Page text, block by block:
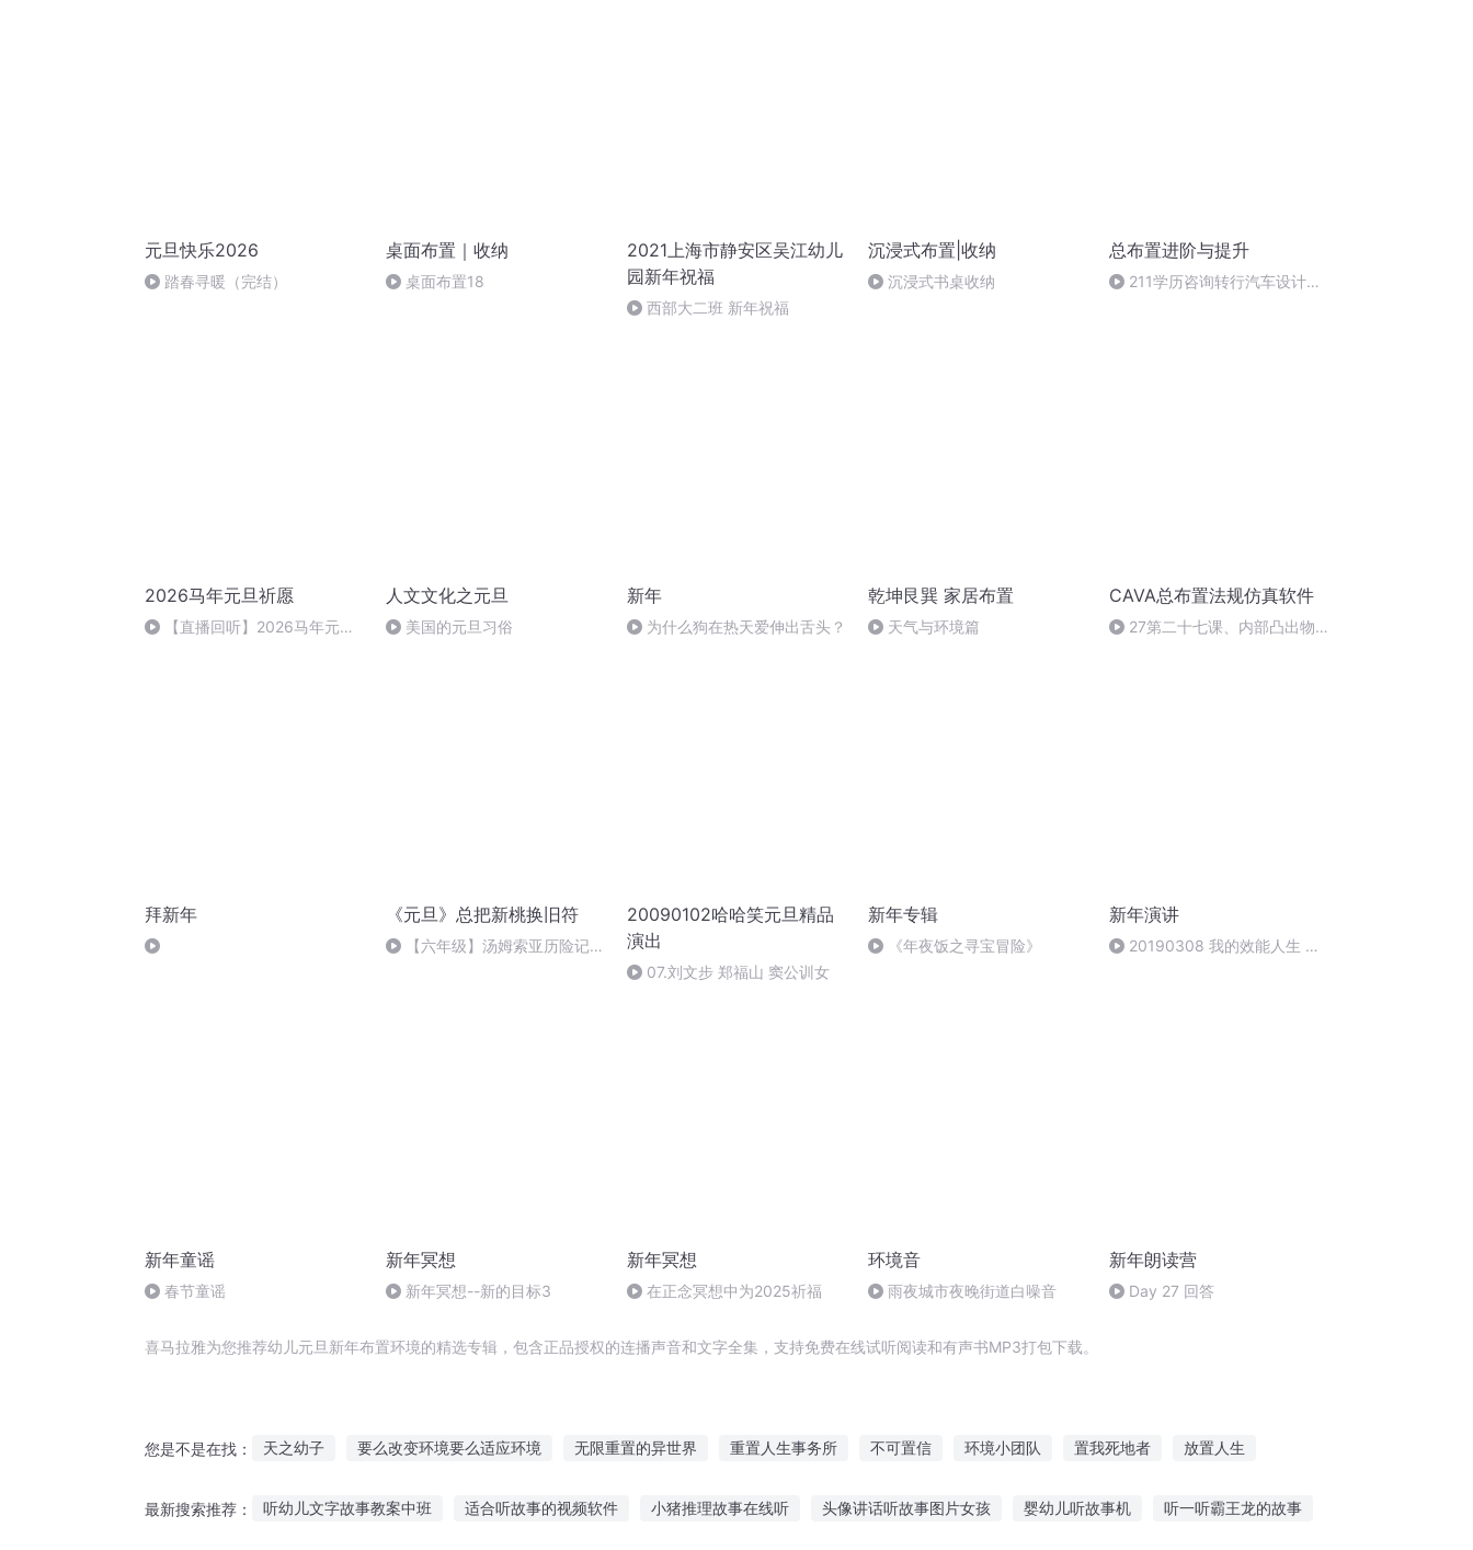
元旦快乐2026
踏春寻暖（完结）
桌面布置｜收纳
桌面布置18
2021上海市静安区吴江幼儿
园新年祝福
西部大二班 新年祝福
沉浸式布置|收纳
沉浸式书桌收纳
总布置进阶与提升
211学历咨询转行汽车设计开
2026马年元旦祈愿
【直播回听】2026马年元旦
人文文化之元旦
美国的元旦习俗
新年
为什么狗在热天爱伸出舌头？
乾坤艮巽 家居布置
天气与环境篇
CAVA总布置法规仿真软件
27第二十七课、内部凸出物
拜新年 《元旦》总把新桃换旧符
【六年级】汤姆索亚历险记
20090102哈哈笑元旦精品
演出
07.刘文步 郑福山 窦公训女
新年专辑
《年夜饭之寻宝冒险》
新年演讲
20190308 我的效能人生 周
新年童谣
春节童谣
新年冥想
新年冥想--新的目标3
新年冥想
在正念冥想中为2025祈福
环境音
雨夜城市夜晚街道白噪音
新年朗读营
Day 27 回答
喜马拉雅为您推荐幼儿元旦新年布置环境的精选专辑，包含正品授权的连播声音和文字全集，支持免费在线试听阅读和有声书MP3打包下载。
您是不是在找： 天之幼子 要么改变环境要么适应环境 无限重置的异世界 重置人生事务所 不可置信 环境小团队 置我死地者 放置人生
最新搜索推荐： 听幼儿文字故事教案中班 适合听故事的视频软件 小猪推理故事在线听 头像讲话听故事图片女孩 婴幼儿听故事机 听一听霸王龙的故事